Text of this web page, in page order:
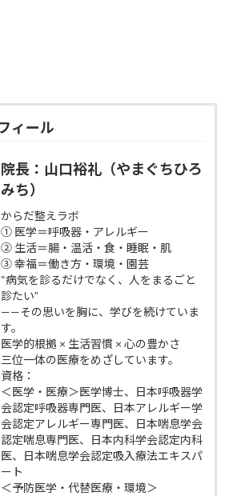
ィール
院長：山口裕礼（やまぐちひろ
みち）
からだ整えラボ
① 医学＝呼吸器・アレルギー
② 生活＝腸・温活・食・睡眠・肌
③ 幸福＝働き方・環境・園芸
“病気を診るだけでなく、人をまるごと
診たい”
——その思いを胸に、学びを続けていま
す。
医学的根拠 × 生活習慣 × 心の豊かさ
三位一体の医療をめざしています。
資格：
＜医学・医療＞医学博士、日本呼吸器学
会認定呼吸器専門医、日本アレルギー学
会認定アレルギー専門医、日本喘息学会
認定喘息専門医、日本内科学会認定内科
医、日本喘息学会認定吸入療法エキスパ
ート
＜予防医学・代替医療・環境＞